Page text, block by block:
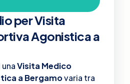
per Visita
Agonistica a
Visita Medico
a Bergamovaria tra